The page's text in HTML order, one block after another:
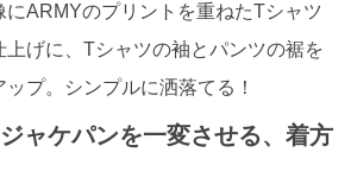
にARMYのプリントを重ねたTシャツ
上げに、Tシャツの袖とパンツの裾を
プ。シンプルに洒落てる！
ャケパンを一変させる、着方